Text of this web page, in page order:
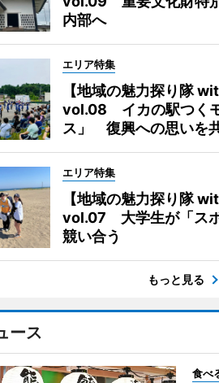
内部へ
エリア特集
【地域の魅力探り隊
vol.08 イカの駅つく
ス」 復興への思いを
エリア特集
【地域の魅力探り隊
vol.07 大学生が「ス
競い合う
もっと見る
ース
食べ